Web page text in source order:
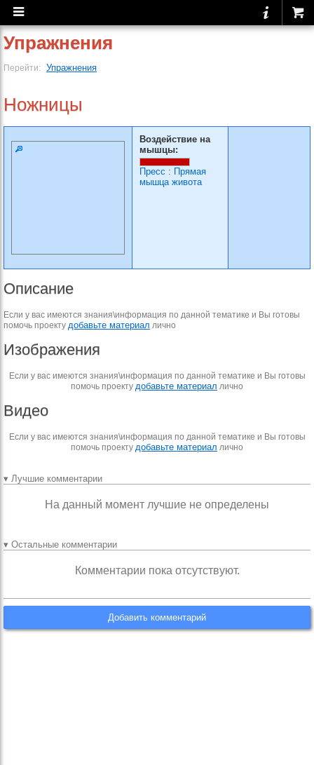
Упражнения
Перейти: Упражнения
Ножницы
Воздействие на
мышцы:
Пресс : Прямая
мышца живота
Описание
Если у вас имеются знания\информация по данной тематике и Вы готовы
помочь проекту добавьте материал лично
Изображения
Если у вас имеются знания\информация по данной тематике и Вы готовы
помочь проекту добавьте материал лично
Видео
Если у вас имеются знания\информация по данной тематике и Вы готовы
помочь проекту добавьте материал лично
▾ Лучшие комментарии
На данный момент лучшие не определены
▾ Остальные комментарии
Комментарии пока отсутствуют.
Добавить комментарий